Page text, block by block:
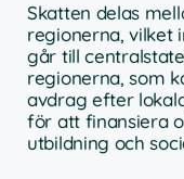
Skatten delas
regionerna, vilket
går till
regionerna, som
avdrag efter
för att finansiera
utbildning och